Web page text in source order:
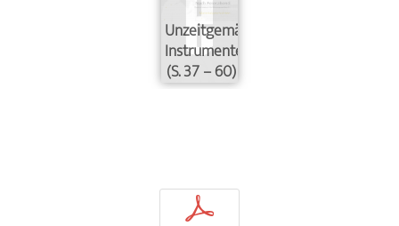
Unzeitgemäße
Instrumente
(S. 37 – 60)
p